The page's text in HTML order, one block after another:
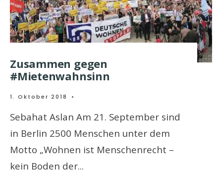
Zusammen gegen
#Mietenwahnsinn
1. Oktober 2018 •
Sebahat Aslan Am 21. September sind
in Berlin 2500 Menschen unter dem
Motto „Wohnen ist Menschenrecht –
kein Boden der...